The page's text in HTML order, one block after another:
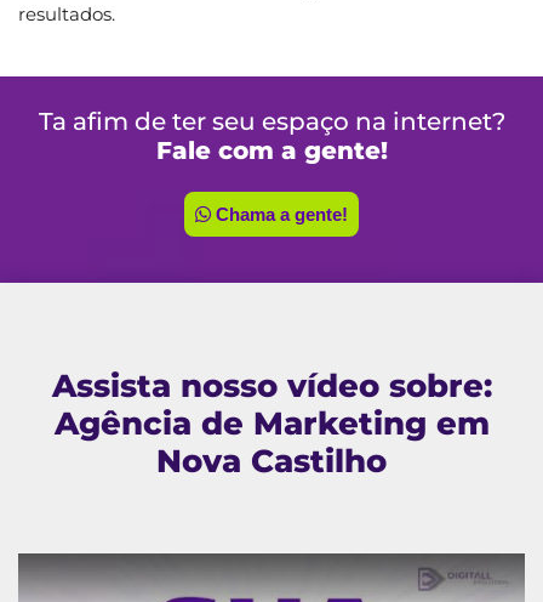
resultados.
Ta afim de ter seu espaço na internet?
Fale com a gente!
Chama a gente!
Assista nosso vídeo sobre:
Agência de Marketing em
Nova Castilho